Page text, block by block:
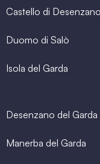
Castello di Desenzano
Duomo di Salò
Isola del Garda
Desenzano del Garda
Manerba del Garda